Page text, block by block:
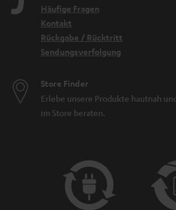
Häufige Fragen
Kontakt
Rückgabe / Rücktritt
Sendungsverfolgung
Store Finder
Erlebe unsere Produkte hautnah
im Store beraten.